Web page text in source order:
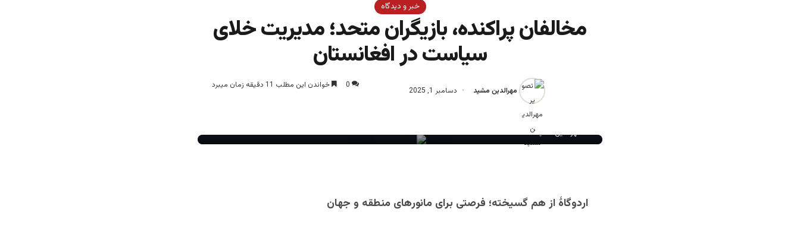
خبر و دیدگاه
مخالفان پراکنده، بازیگران متحد؛ مدیریت خلای
سیاست در افغانستان
مهرالدین مشید دسامبر 1, 2025
0 خواندن این مطلب 11 دقیقه زمان میبرد
مهرالدین مشید
اردوگاۀ از هم گسیخته؛ فرصتی برای مانورهای منطقه و جهان